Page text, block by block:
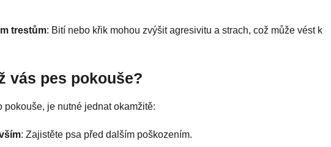
trestům: Bití nebo křik mohou zvýšit agresivitu a strach, což může vést k
vás pes pokouše?
pokouše, je nutné jednat okamžitě:
: Zajistěte psa před dalším poškozením.